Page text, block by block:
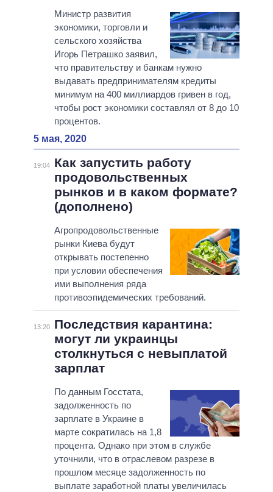
Министр развития
экономики, торговли и
сельского хозяйства
Игорь Петрашко заявил,
что правительству и банкам нужно
выдавать предпринимателям кредиты
минимум на 400 миллиардов гривен в год,
чтобы рост экономики составлял от 8 до 10
процентов.
5 мая, 2020
19:04
Как запустить работу
продовольственных
рынков и в каком формате?
(дополнено)
Агропродовольственные
рынки Киева будут
открывать постепенно
при условии обеспечения
ими выполнения ряда
противоэпидемических требований.
13:20
Последствия карантина:
могут ли украинцы
столкнуться с невыплатой
зарплат
По данным Госстата,
задолженность по
зарплате в Украине в
марте сократилась на 1,8
процента. Однако при этом в службе
уточнили, что в отраслевом разрезе в
прошлом месяце задолженность по
выплате заработной платы увеличилась